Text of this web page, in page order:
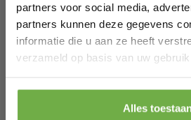
partners voor social media,
partners kunnen deze gegevens
informatie die u aan ze heeft
verzameld op basis van uw
Alles
Hoofd met 180° draaifunctie
Kleur: wit met blauw
Peso: 2,2 kg
Kabel lengte: 5 meter
Afmetingen van het product: 30,2 x
Laat ons weten wanneer
Pak € 5,-